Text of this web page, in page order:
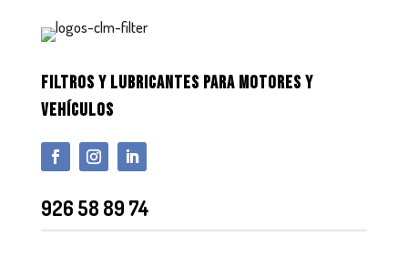
FILTROS Y LUBRICANTES PARA MOTORES Y
VEHÍCULOS
926 58 89 74